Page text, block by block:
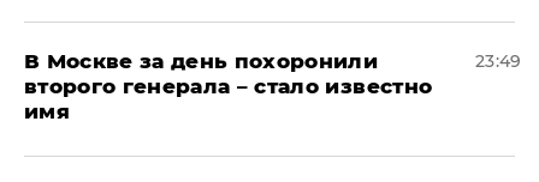
В Москве за день похоронили
второго генерала – стало известно
имя
23:49